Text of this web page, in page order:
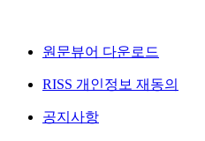
원문뷰어 다운로드
RISS 개인정보 재동의
공지사항